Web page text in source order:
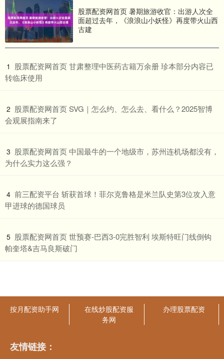
股票配资网首页 暑期旅游收官：出游人次全
面超过去年，《浪浪山小妖怪》再度带火山西
古建
1 ​股票配资网首页 甘肃整理中医药古籍万余册 珍本部分内容已
转临床使用
2 ​股票配资网首页 SVG｜怎么约、怎么去、看什么？2025智博
会观展指南来了
3 ​股票配资网首页 中国最牛的一个地级市，苏州连机场都没有，
为什么实力这么强？
4 ​前三配资平台 斩获首球！菲尔克鲁格是米兰队史第3位攻入意
甲进球的德国球员
5 ​股票配资网首页 世预赛-巴西3-0完胜智利 埃斯特旺门线倒钩
帕奎塔&吉马良斯破门
按月配资助手网
在线炒股配资服
务网
办理股票配资
友情链接：